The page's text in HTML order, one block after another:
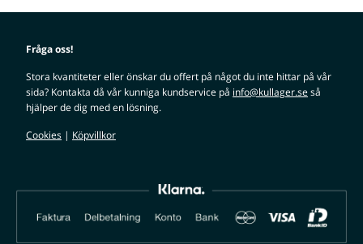
Fråga oss!
Stora kvantiteter eller önskar du offert på något du inte hittar på vår
sida? Kontakta då vår kunniga kundservice på info@kullager.seså
hjälper de dig med en lösning.
Cookies | Köpvillkor